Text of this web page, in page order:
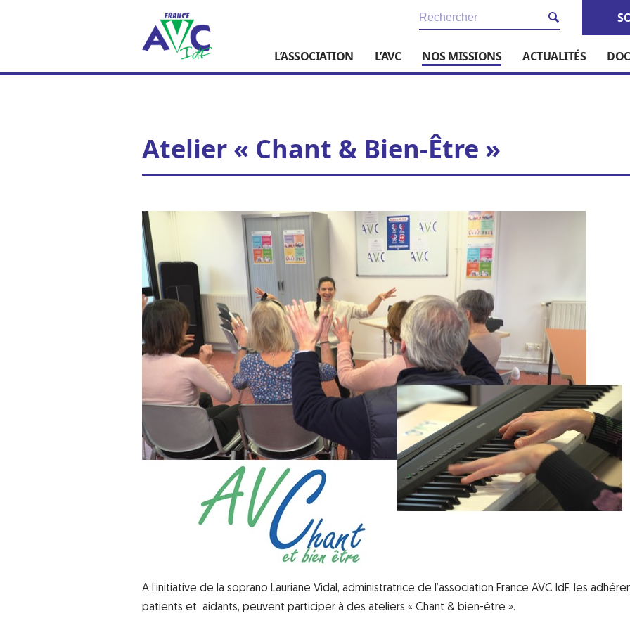
L’ASSOCIATION L’AVC NOS MISSIONS ACTUALITÉS
Atelier « Chant & Bien-Être »
A l’initiative de la soprano Lauriane Vidal, administratrice de l’association France AVC IdF, les
patients et aidants, peuvent participer à des ateliers « Chant & bien-être ».